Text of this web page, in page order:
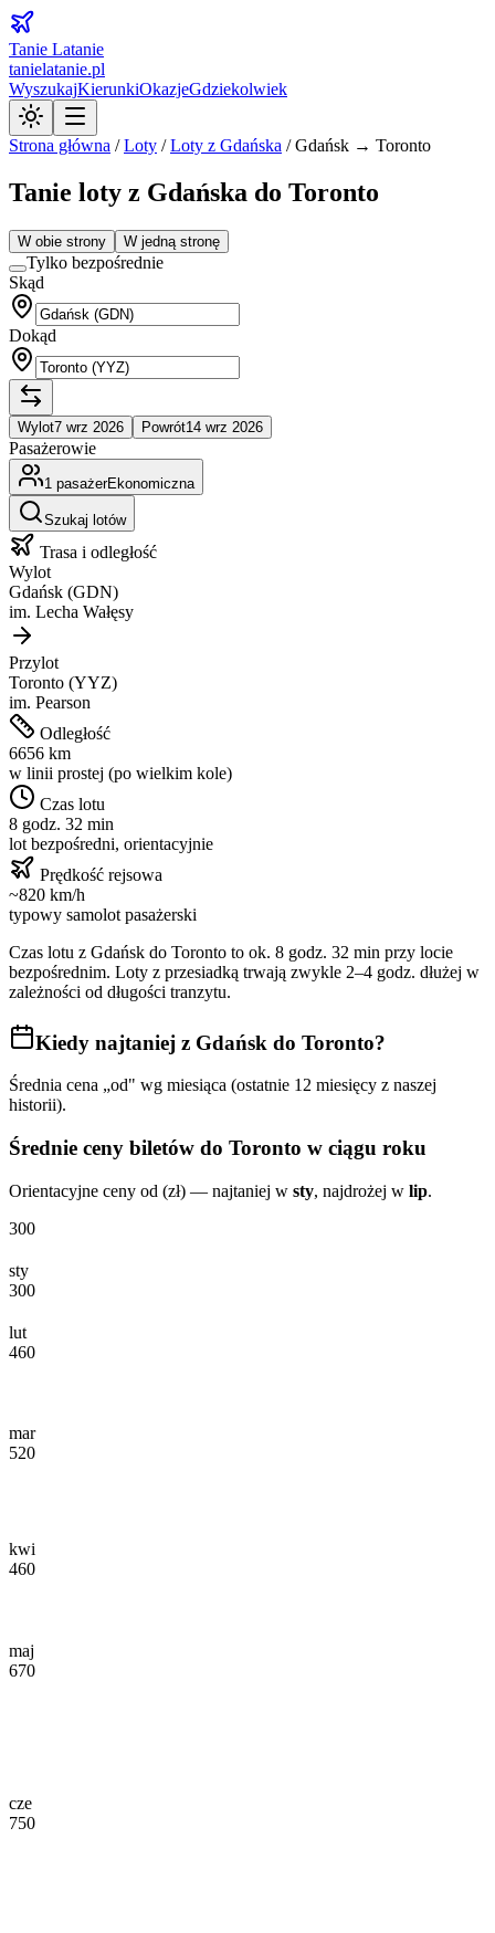
Tanie Latanie
tanielatanie.pl
WyszukajKierunkiOkazjeGdziekolwiek
Strona główna /Loty /Loty z Gdańska /Gdańsk → Toronto
Tanie loty z Gdańska do Toronto
W obie strony W jedną stronę
Tylko bezpośrednie
Skąd
Dokąd
Wylot7 wrz 2026 Powrót14 wrz 2026
Pasażerowie
1 pasażerEkonomiczna
Szukaj lotów
Trasa i odległość
Wylot
Gdańsk (GDN)
im. Lecha Wałęsy
Przylot
Toronto (YYZ)
im. Pearson
Odległość
6656 km
w linii prostej (po wielkim kole)
Czas lotu
8 godz. 32 min
lot bezpośredni, orientacyjnie
Prędkość rejsowa
~820 km/h
typowy samolot pasażerski
Czas lotu z Gdańsk do Toronto to ok. 8 godz. 32 min przy locie
bezpośrednim. Loty z przesiadką trwają zwykle 2–4 godz. dłużej w
zależności od długości tranzytu.
Kiedy najtaniej z Gdańsk do Toronto?
Średnia cena „od" wg miesiąca (ostatnie 12 miesięcy z naszej
historii).
Średnie ceny biletów do Toronto w ciągu roku
Orientacyjne ceny od (zł) — najtaniej w sty, najdrożej w lip.
300
sty
300
lut
460
mar
520
kwi
460
maj
670
cze
750